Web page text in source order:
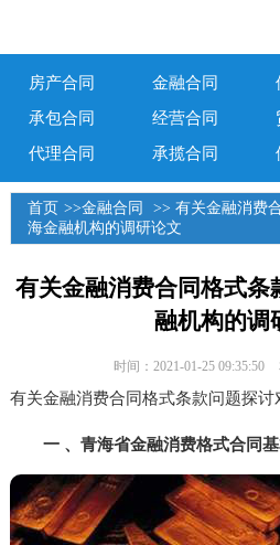
房产合同 金融合同
承包合同
经营合同
代理合同
承揽合同
首页 >>金融合同
>> 有关金融消费
海金融机构的调研论文
有关金融消费合同格式条
融机构的调
时间：2021-01-25 09:35:50
有关金融消费合同格式条款问题探
一 、青海省金融消费格式合同